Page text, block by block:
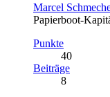
Marcel
Papierboot-
Punkte
40
Beiträge
8